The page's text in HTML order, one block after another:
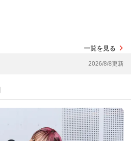
一覧を見る
2026/8/8更新